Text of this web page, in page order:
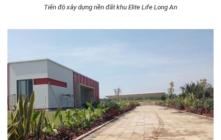
Tiến độ xây dựng nền đất khu Elite Life Long An